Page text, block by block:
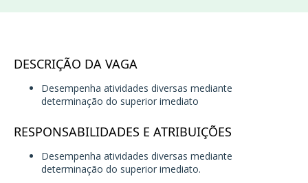
DESCRIÇÃO DA VAGA
Desempenha atividades diversas mediante
determinação do superior imediato
RESPONSABILIDADES E ATRIBUIÇÕES
Desempenha atividades diversas mediante
determinação do superior imediato.